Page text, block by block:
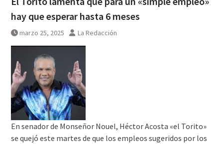
hay que esperar hasta 6 meses
marzo 25, 2025 La Redacción
En senador de Monseñor Nouel, Héctor Acosta «el Torito»
se quejó este martes de que los empleos sugeridos por los